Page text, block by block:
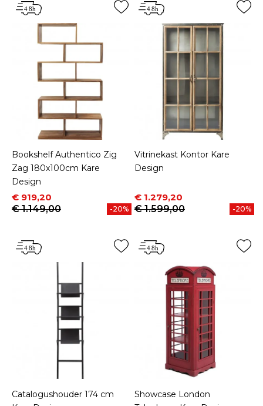
Bookshelf Authentico Zig
Zag 180x100cm Kare
Design
Prijs
€ 919,20
Normale prijs
€ 1.149,00
-20%
Vitrinekast Kontor Kare
Design
Prijs
€ 1.279,20
Normale prijs
€ 1.599,00
-20%
Catalogushouder 174 cm
Showcase London